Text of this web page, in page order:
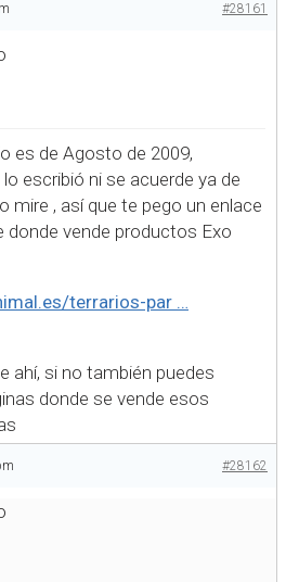
#28161
es de Agosto de 2009,
escribió ni se acuerde ya de
mire , así que te pego un enlace
donde vende productos Exo
terrarios-par …
ahí, si no también puedes
donde se vende esos
#28162